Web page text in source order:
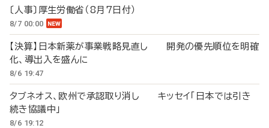
〔人事〕厚生労働省（8月7日付）
8/7 00:00
【決算】日本新薬が事業戦略見直し 開発の優先順位を明確
化、導出入を盛んに
8/6 19:47
タブネオス、欧州で承認取り消し キッセイ「日本では引き
続き協議中」
8/6 19:12